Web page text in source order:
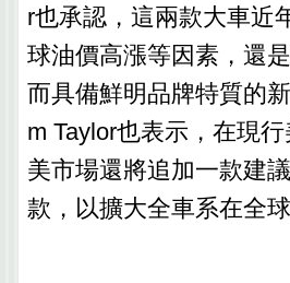
r也承認，這兩款大車近
球油價高漲等因素，還
而具備鮮明品牌特質的
m Taylor也表示，在現
美市場還將追加一款建
款，以擴大全車系在全